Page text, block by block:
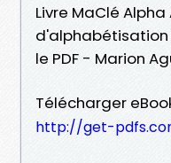
Livre MaClé
le PDF - Marion
Télécharger
http://get-